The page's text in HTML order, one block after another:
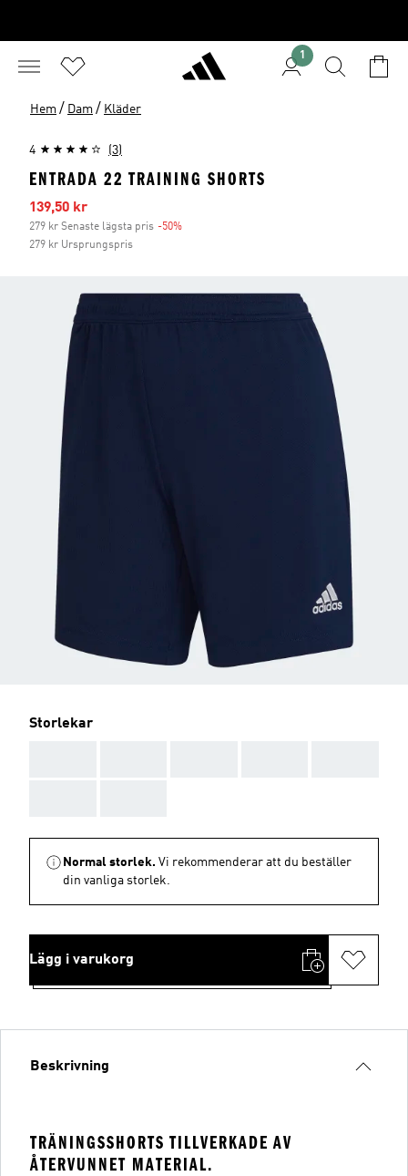
1
Hem / Dam / Kläder
4 (3)
ENTRADA 22 TRAINING SHORTS
Reapris
139,50 kr
279 kr Senaste lägsta pris -50%
279 kr Ursprungspris
Storlekar
Normal storlek. Vi rekommenderar att du beställer
din vanliga storlek.
Lägg i varukorg
Beskrivning
TRÄNINGSSHORTS TILLVERKADE AV
ÅTERVUNNET MATERIAL.